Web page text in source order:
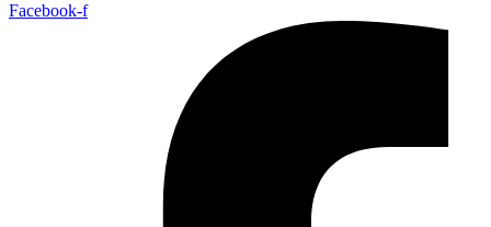
Facebook-f